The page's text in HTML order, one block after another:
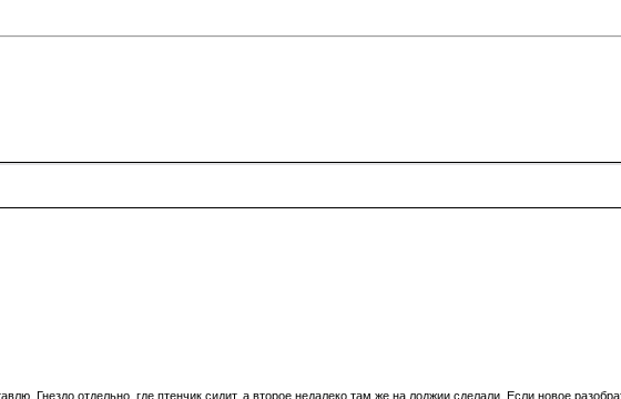
Гнездо отдельно, где птенчик сидит, а второе недалеко там же на лоджии сделали. Если новое